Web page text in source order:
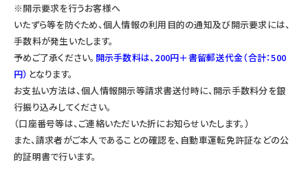
※開示要求を行うお客様へ
いたずら等を防ぐため、個人情報の利用目的の通知及び開示要求には、
手数料が発生いたします。
予めご了承ください。 開示手数料は、200円＋書留郵送代金（合計：500
円） となります。
お支払い方法は、個人情報開示等請求書送付時に、開示手数料分を銀
行振り込みしてください。
（口座番号等は、ご連絡いただいた折にお知らせいたします。）
また、請求者がご本人であることの確認を、自動車運転免許証などの公
的証明書で行います。